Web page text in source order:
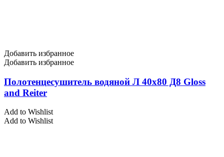
Добавить избранное
Добавить избранное
Полотенцесушитель водяной Л 40х80 Д8 Gloss
and Reiter
Add to Wishlist
Add to Wishlist